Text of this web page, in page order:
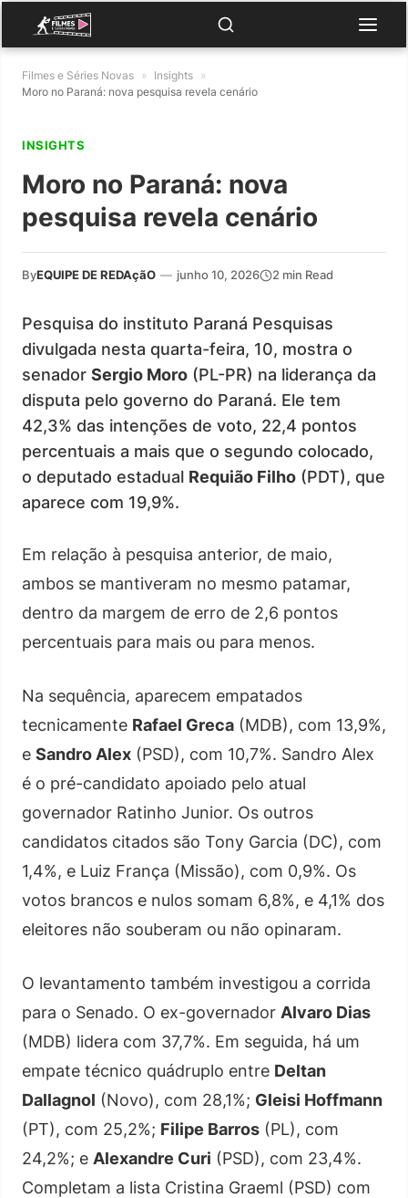
Filmes e Séries Novas » Insights »
Moro no Paraná: nova pesquisa revela cenário
INSIGHTS
Moro no Paraná: nova
pesquisa revela cenário
ByEQUIPE DE REDAçãO — junho 10, 2026 2 min Read
Pesquisa do instituto Paraná Pesquisas
divulgada nesta quarta-feira, 10, mostra o
senador Sergio Moro (PL-PR) na liderança da
disputa pelo governo do Paraná. Ele tem
42,3% das intenções de voto, 22,4 pontos
percentuais a mais que o segundo colocado,
o deputado estadual Requião Filho (PDT), que
aparece com 19,9%.
Em relação à pesquisa anterior, de maio,
ambos se mantiveram no mesmo patamar,
dentro da margem de erro de 2,6 pontos
percentuais para mais ou para menos.
Na sequência, aparecem empatados
tecnicamente Rafael Greca (MDB), com 13,9%,
e Sandro Alex (PSD), com 10,7%. Sandro Alex
é o pré-candidato apoiado pelo atual
governador Ratinho Junior. Os outros
candidatos citados são Tony Garcia (DC), com
1,4%, e Luiz França (Missão), com 0,9%. Os
votos brancos e nulos somam 6,8%, e 4,1% dos
eleitores não souberam ou não opinaram.
O levantamento também investigou a corrida
para o Senado. O ex-governador Alvaro Dias
(MDB) lidera com 37,7%. Em seguida, há um
empate técnico quádruplo entre Deltan
Dallagnol (Novo), com 28,1%; Gleisi Hoffmann
(PT), com 25,2%; Filipe Barros (PL), com
24,2%; e Alexandre Curi (PSD), com 23,4%.
Completam a lista Cristina Graeml (PSD) com